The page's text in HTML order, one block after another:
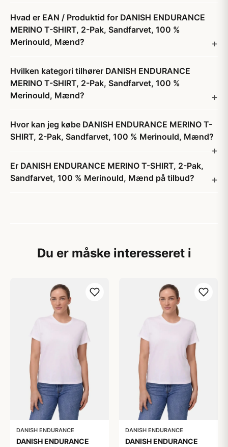
Hvad er EAN / Produktid for DANISH ENDURANCE
MERINO T-SHIRT, 2-Pak, Sandfarvet, 100 %
Merinould, Mænd?
Hvilken kategori tilhører DANISH ENDURANCE
MERINO T-SHIRT, 2-Pak, Sandfarvet, 100 %
Merinould, Mænd?
Hvor kan jeg købe DANISH ENDURANCE MERINO T-
SHIRT, 2-Pak, Sandfarvet, 100 % Merinould, Mænd?
Er DANISH ENDURANCE MERINO T-SHIRT, 2-Pak,
Sandfarvet, 100 % Merinould, Mænd på tilbud?
Du er måske interesseret i
DANISH ENDURANCE
DANISH ENDURANCE
DANISH ENDURANCE
DANISH ENDURANCE